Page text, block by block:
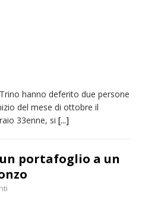
Santhià. La soddisfazione della
avviato la richiesta di calamità
siccità estrema e gli incendi
di Vercelli introduce
all’utilizzo dell’acqua
a Vercelli
mons. Marco Arnolfo
hanno deferito due persone
del mese di ottobre il
33enne, si [...]
portafoglio a un